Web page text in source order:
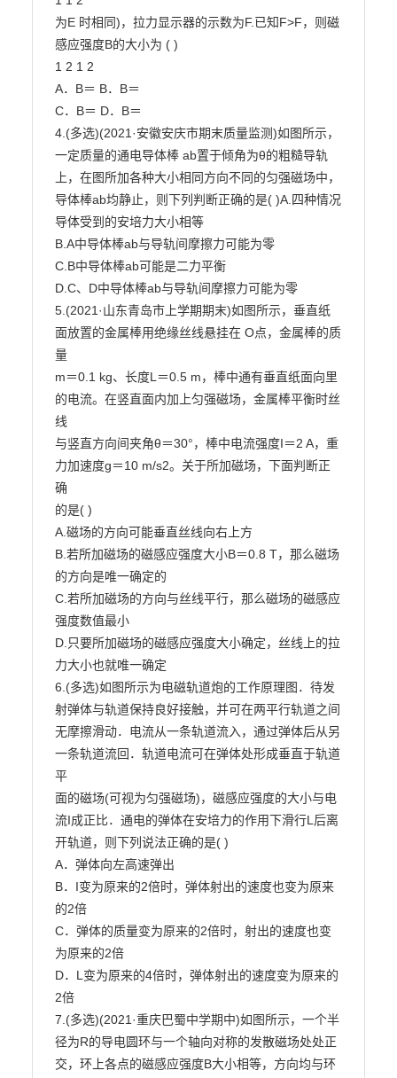
为E 时相同)，拉力显示器的示数为F.已知F>F，则磁
感应强度B的大小为 ( )
1 2 1 2
A．B＝ B．B＝
C．B＝ D．B＝
4.(多选)(2021·安徽安庆市期末质量监测)如图所示，
一定质量的通电导体棒 ab置于倾角为θ的粗糙导轨
上，在图所加各种大小相同方向不同的匀强磁场中，
导体棒ab均静止，则下列判断正确的是( )A.四种情况
导体受到的安培力大小相等
B.A中导体棒ab与导轨间摩擦力可能为零
C.B中导体棒ab可能是二力平衡
D.C、D中导体棒ab与导轨间摩擦力可能为零
5.(2021·山东青岛市上学期期末)如图所示，垂直纸
面放置的金属棒用绝缘丝线悬挂在 O点，金属棒的质
量
m＝0.1 kg、长度L＝0.5 m，棒中通有垂直纸面向里
的电流。在竖直面内加上匀强磁场，金属棒平衡时丝
线
与竖直方向间夹角θ＝30°，棒中电流强度I＝2 A，重
力加速度g＝10 m/s2。关于所加磁场，下面判断正
确
的是( )
A.磁场的方向可能垂直丝线向右上方
B.若所加磁场的磁感应强度大小B＝0.8 T，那么磁场
的方向是唯一确定的
C.若所加磁场的方向与丝线平行，那么磁场的磁感应
强度数值最小
D.只要所加磁场的磁感应强度大小确定，丝线上的拉
力大小也就唯一确定
6.(多选)如图所示为电磁轨道炮的工作原理图．待发
射弹体与轨道保持良好接触，并可在两平行轨道之间
无摩擦滑动．电流从一条轨道流入，通过弹体后从另
一条轨道流回．轨道电流可在弹体处形成垂直于轨道
平
面的磁场(可视为匀强磁场)，磁感应强度的大小与电
流I成正比．通电的弹体在安培力的作用下滑行L后离
开轨道，则下列说法正确的是( )
A．弹体向左高速弹出
B．I变为原来的2倍时，弹体射出的速度也变为原来
的2倍
C．弹体的质量变为原来的2倍时，射出的速度也变
为原来的2倍
D．L变为原来的4倍时，弹体射出的速度变为原来的
2倍
7.(多选)(2021·重庆巴蜀中学期中)如图所示，一个半
径为R的导电圆环与一个轴向对称的发散磁场处处正
交，环上各点的磁感应强度B大小相等，方向均与环